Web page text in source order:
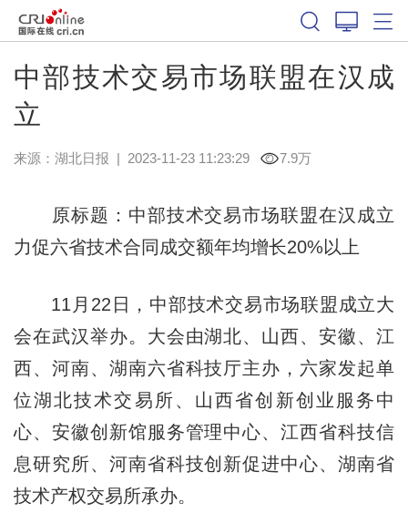
中部技术交易市场联盟在汉成
立
来源： 湖北日报 | 2023-11-23 11:23:29 7.9万
原标题：中部技术交易市场联盟在汉成立
力促六省技术合同成交额年均增长20%以上
11月22日，中部技术交易市场联盟成立大
会在武汉举办。大会由湖北、山西、安徽、江
西、河南、湖南六省科技厅主办，六家发起单
位湖北技术交易所、山西省创新创业服务中
心、安徽创新馆服务管理中心、江西省科技信
息研究所、河南省科技创新促进中心、湖南省
技术产权交易所承办。